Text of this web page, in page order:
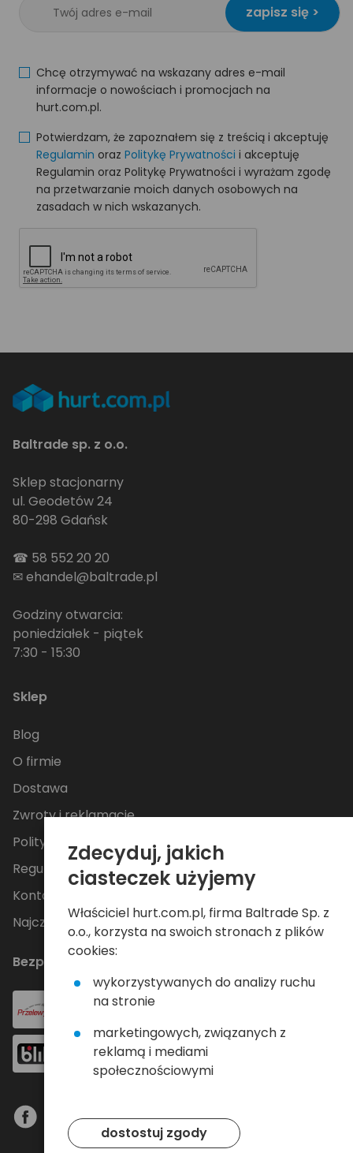
zapisz się >
Chcę otrzymywać na wskazany adres e-mail
informacje o nowościach i promocjach na
hurt.com.pl.
Potwierdzam, że zapoznałem się z treścią i akceptuję
Regulamin oraz Politykę Prywatności i akceptuję
Regulamin oraz Politykę Prywatności i wyrażam zgodę
na przetwarzanie moich danych osobowych na
zasadach w nich wskazanych.
Baltrade sp. z o.o.
Sklep stacjonarny
ul. Geodetów 24
80-298 Gdańsk
☎ 58 552 20 20
✉ehandel@baltrade.pl
Godziny otwarcia:
poniedziałek - piątek
7:30 - 15:30
Sklep
Blog
O firmie
Dostawa
Zwroty i reklamacje
Polityka Prywatności
Regulamin
Kontakt
Najczęściej zadawane pytania
Bezpieczne płatności
Zdecyduj, jakich
ciasteczek użyjemy
Właściciel hurt.com.pl, firma Baltrade Sp. z
o.o., korzysta na swoich stronach z plików
cookies:
wykorzystywanych do analizy ruchu
na stronie
marketingowych, związanych z
reklamą i mediami
społecznościowymi
dostostuj zgody